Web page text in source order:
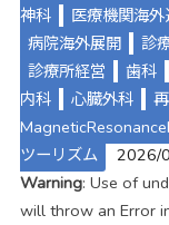
神科
医療機関海外
病院海外展開
診
診療所経営
歯科
内科
心臓外科
ツーリズム
2026/
Warning: Use of
will throw an Error